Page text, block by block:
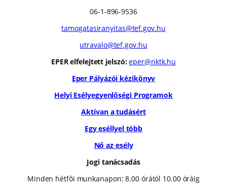
06-1-896-9536
tamogatasiranyitas@tef.gov.hu
utravalo@tef.gov.hu
EPER elfelejtett jelszó: eper@nktk.hu
Eper Pályázói kézikönyv
Helyi Esélyegyenlőségi Programok
Aktívan a tudásért
Egy eséllyel több
Nő az esély
Jogi tanácsadás
Minden hétfői munkanapon: 8.00 órától 10.00 óráig